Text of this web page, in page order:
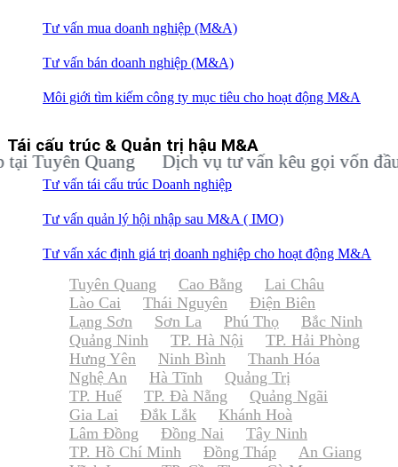
Tư vấn mua doanh nghiệp (M&A)
Tư vấn bán doanh nghiệp (M&A)
Môi giới tìm kiếm công ty mục tiêu cho hoạt động M&A
Tái cấu trúc & Quản trị hậu M&A
Tư vấn tái cấu trúc Doanh nghiệp
Tư vấn quản lý hội nhập sau M&A ( IMO)
Tư vấn xác định giá trị doanh nghiệp cho hoạt động M&A
Quang Dịch vụ tư vấn kêu gọi vốn đầu tư
Tuyên Quang Cao Bằng
Lai Châu
Lào Cai
Thái Nguyên
Điện Biên
Lạng Sơn
Sơn La Phú Thọ
Bắc Ninh
Quảng Ninh
TP. Hà Nội
TP. Hải Phòng
Hưng Yên
Ninh Bình
Thanh Hóa
Nghệ An
Hà Tĩnh
Quảng Trị
TP. Huế
TP. Đà Nẵng
Quảng Ngãi
Gia Lai
Đắk Lắk
Khánh Hoà
Lâm Đồng
Đồng Nai
Tây Ninh
TP. Hồ Chí Minh
Đồng Tháp
An Giang